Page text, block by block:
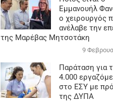
Εμμανουήλ
ο χειρουργός
ανέλαβε την
της Μαρέβας Μητσοτάκη
9
Παράταση για
4.000
στο ΕΣΥ με
της ΔΥΠΑ